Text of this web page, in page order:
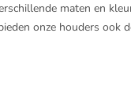
maten en
onze houders ook
stijlvolle en